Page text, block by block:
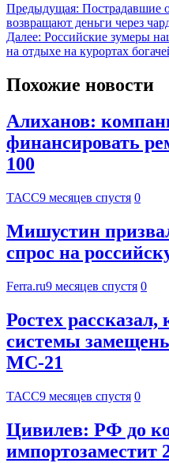
Предыдущая: Пострадавшие
возвращают деньги через
Далее: Российские зумеры
на отдыхе на курортах
Похожие новости
Алиханов:
финансировать
100
ТАСС9 месяцев спустя 0
Мишустин
спрос на
Ferra.ru9 месяцев спустя 0
Ростех
системы
МС-21
ТАСС9 месяцев спустя 0
Цивилев: РФ до
импортозаместит